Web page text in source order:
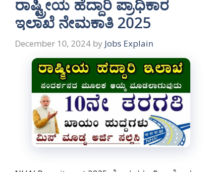
ರಾಷ್ಟ್ರೀಯ ಹೆದ್ದಾರಿ ಪ್ರಾಧಿಕಾರ
ಇಲಾಖೆ ನೇಮಕಾತಿ 2025
December 10, 2024 by Jobs Explain